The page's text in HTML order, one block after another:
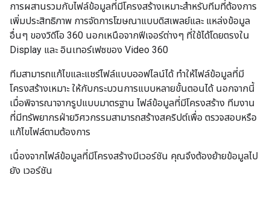
การผสานรวมกับไฟล์ข้อมูลที่มีโครงสร้างเหมาะสำหรับทีมที่ต้องการ
เพิ่มประสิทธิภาพ การจัดการโฆษณาแบบดิสเพลย์และ แหล่งข้อมูล
อื่นๆ ของวิดีโอ 360 นอกเหนือจากฟีเจอร์ต่างๆ ที่ใช้ได้โดยตรงใน
Display และ อินเทอร์เฟซของ Video 360
ทีมสามารถแก้ไขและแชร์ไฟล์แบบออฟไลน์ได้ ทําให้ไฟล์ข้อมูลที่มี
โครงสร้างเหมาะ ให้กับกระบวนการแบบหลายขั้นตอนได้ นอกจากนี้
เมื่อพิจารณาจากรูปแบบมาตรฐาน ไฟล์ข้อมูลที่มีโครงสร้าง ทีมงาน
ที่มีทรัพยากรฝ่ายวิศวกรรมสามารถสร้างสคริปต์เพื่อ ตรวจสอบหรือ
แก้ไขไฟล์ตามต้องการ
เนื่องจากไฟล์ข้อมูลที่มีโครงสร้างมีเวอร์ชัน คุณจึงต้องย้ายข้อมูลไป
ยัง เวอร์ชัน